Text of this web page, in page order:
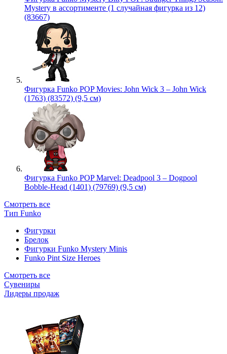
Mystery в ассортименте (1 случайная фигурка из 12)
(83667)
Фигурка Funko POP Movies: John Wick 3 – John Wick
(1763) (83572) (9,5 см)
Фигурка Funko POP Marvel: Deadpool 3 – Dogpool
Bobble-Head (1401) (79769) (9,5 см)
Смотреть все
Тип Funko
Фигурки
Брелок
Фигурки Funko Mystery Minis
Funko Pint Size Heroes
Смотреть все
Сувениры
Лидеры продаж